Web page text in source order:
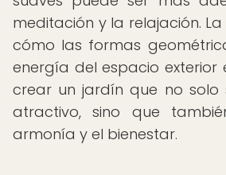
meditación y la relajación.
cómo las formas
energía del espacio exterior
crear un jardín que no solo
atractivo, sino que
armonía y el bienestar.